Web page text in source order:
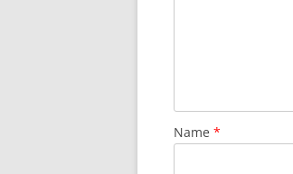
Name *